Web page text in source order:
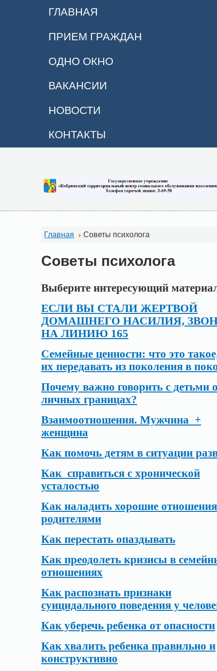
ГЛАВНАЯ
ПРИЕМ ГРАЖДАН
ОДНО ОКНО
ВАКАНСИИ
НОВОСТИ
КОНТАКТЫ
Главная Советы психолога
Советы психолога
Выберите интересующий
ЕСЛИ ВЫ СТАЛИ ЖЕРТВОЙ
ДОМАШНЕГО НАСИЛИЯ,
НА ЛИНИЮ 165
Семейные ценности: что это
их передавать из поколения в
Почему важно говорить с детьми
личных границах?
Взаимоотношения. Мужчина +
женщина
Как помочь детям в ситуации
Как справиться с хронической
усталостью
Как наладить хорошие
родителями
Как перестать опаздывать
Как преодолеть кризисы в
отношениях
Как распознать признаки
суицидального поведения у
Как уберечь ребенка от опасности
Как хвалить ребенка правильно и
конструктивно